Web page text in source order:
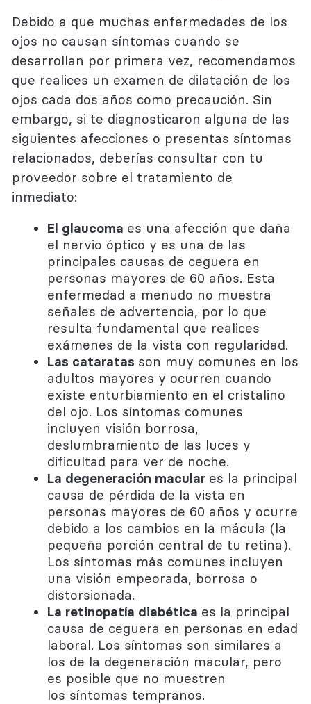
Debido a que muchas enfermedades de los
ojos no causan síntomas cuando se
desarrollan por primera vez, recomendamos
que realices un examen de dilatación de los
ojos cada dos años como precaución. Sin
embargo, si te diagnosticaron alguna de las
siguientes afecciones o presentas síntomas
relacionados, deberías consultar con tu
proveedor sobre el tratamiento de
inmediato:
El glaucoma es una afección que daña
el nervio óptico y es una de las
principales causas de ceguera en
personas mayores de 60 años. Esta
enfermedad a menudo no muestra
señales de advertencia, por lo que
resulta fundamental que realices
exámenes de la vista con regularidad.
Las cataratas son muy comunes en los
adultos mayores y ocurren cuando
existe enturbiamiento en el cristalino
del ojo. Los síntomas comunes
incluyen visión borrosa,
deslumbramiento de las luces y
dificultad para ver de noche.
La degeneración macular es la principal
causa de pérdida de la vista en
personas mayores de 60 años y ocurre
debido a los cambios en la mácula (la
pequeña porción central de tu retina).
Los síntomas más comunes incluyen
una visión empeorada, borrosa o
distorsionada.
La retinopatía diabética es la principal
causa de ceguera en personas en edad
laboral. Los síntomas son similares a
los de la degeneración macular, pero
es posible que no muestren
los síntomas tempranos.